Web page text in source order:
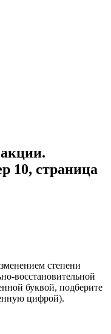
10, страница
степени
восстановительной
буквой, подберите
цифрой).